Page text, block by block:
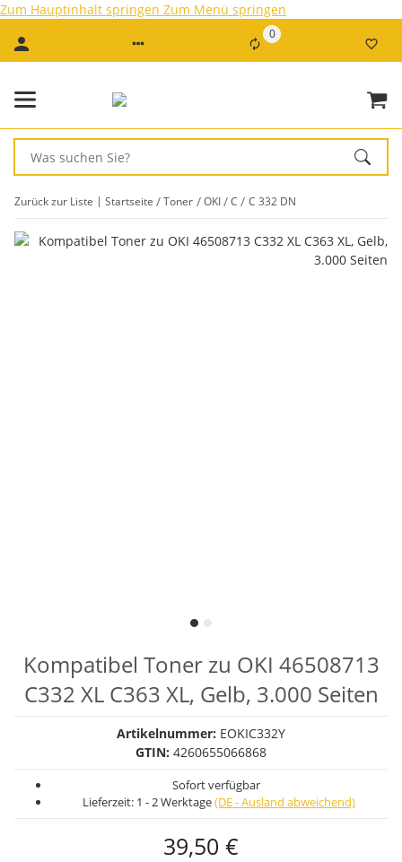
Zum Hauptinhalt springen Zum Menü springen
0
Zurück zur Liste Startseite Toner OKI C C 332 DN
Kompatibel Toner zu OKI 46508713
C332 XL C363 XL, Gelb, 3.000 Seiten
Artikelnummer: EOKIC332Y
GTIN: 4260655066868
Sofort verfügbar
Lieferzeit: 1 - 2 Werktage(DE - Ausland abweichend)
39,50 €